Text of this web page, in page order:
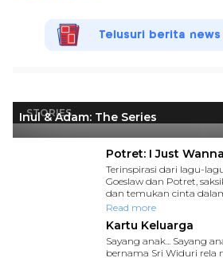
Telusuri berita news